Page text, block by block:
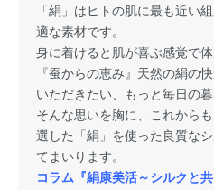
「絹」はヒトの肌に最も近い
適な素材です。
身に着けると肌が喜ぶ感覚で
『蚕からの恵み』天然の絹の
いただきたい、もっと毎日の
そんな思いを胸に、これから
選した「絹」を使った良質な
てまいります。
コラム『絹康美活～シルクと